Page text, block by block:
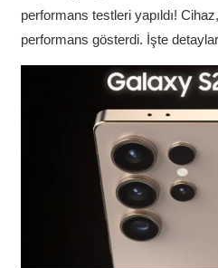
performans testleri yapıldı!
performans gösterdi. İşte